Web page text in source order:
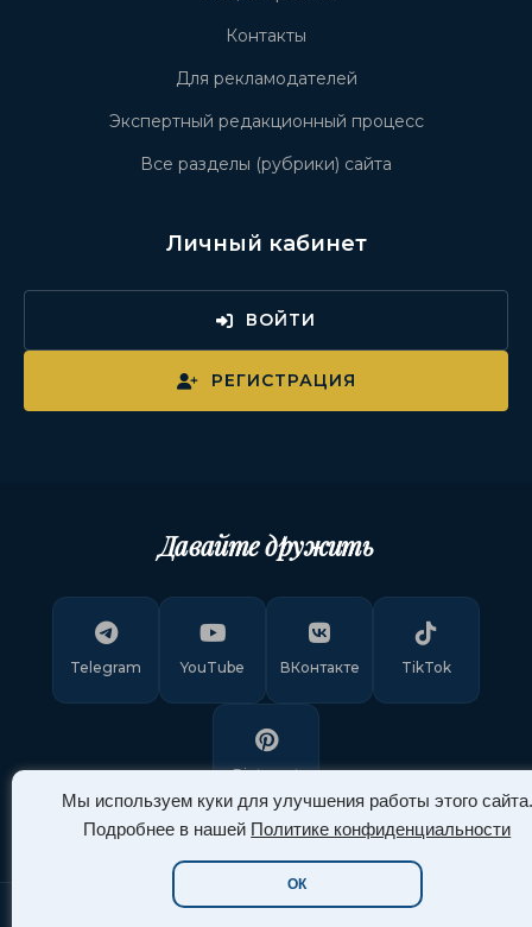
Мы используем куки для улучшения работы этого сайта.
Подробнее в нашей Политике конфиденциальности
ОК
Контакты
Для рекламодателей
Экспертный редакционный процесс
Все разделы (рубрики) сайта
Личный кабинет
ВОЙТИ
РЕГИСТРАЦИЯ
Давайте дружить
Telegram YouTube ВКонтакте TikTok
Pinterest